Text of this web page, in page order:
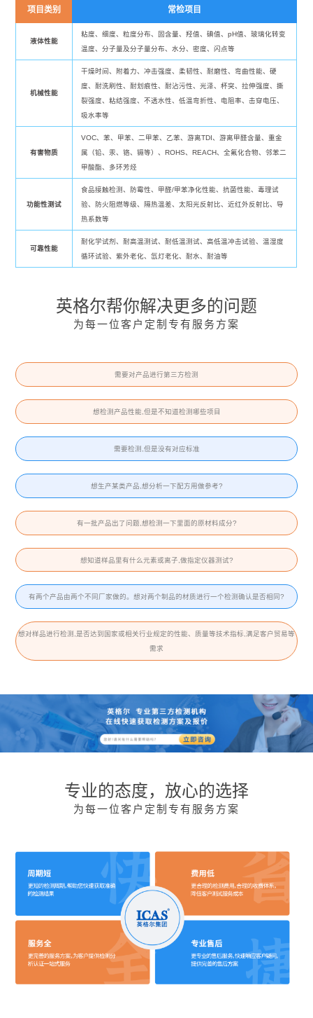
项目类别 常检项目
液体性能
粘度、细度、粒度分布、固含量、羟值、碘值、pH值、玻璃化转变
温度、分子量及分子量分布、水分、密度、闪点等
机械性能
干燥时间、附着力、冲击强度、柔韧性、耐磨性、弯曲性能、硬
度、耐洗刷性、耐划痕性、耐沾污性、光泽、杯突、拉伸强度、撕
裂强度、粘结强度、不透水性、低温弯折性、电阻率、击穿电压、
吸水率等
有害物质
VOC、苯、甲苯、二甲苯、乙苯、游离TDI、游离甲醛含量、重金
属（铅、汞、铬、镉等）、ROHS、REACH、全氟化合物、邻苯二
甲酸酯、多环芳烃
功能性测试
食品接触检测、防霉性、甲醛/甲苯净化性能、抗菌性能、毒理试
验、防火阻燃等级、隔热温差、太阳光反射比、近红外反射比、导
热系数等
可靠性能
耐化学试剂、耐高温测试、耐低温测试、高低温冲击试验、温湿度
循环试验、紫外老化、氙灯老化、耐水、耐油等
英格尔帮你解决更多的问题
为每一位客户定制专有服务方案
需要对产品进行第三方检测
想检测产品性能,但是不知道检测哪些项目
需要检测,但是没有对应标准
想生产某类产品,想分析一下配方用做参考?
有一批产品出了问题,想检测一下里面的原材料成分?
想知道样品里有什么元素或离子,做指定仪器测试?
有两个产品由两个不同厂家做的。想对两个制品的材质进行一个检测确认是否相同?
想对样品进行检测,是否达到国家或相关行业规定的性能、质量等技术指标,满足客户贸易等
需求
专业的态度，放心的选择
为每一位客户定制专有服务方案